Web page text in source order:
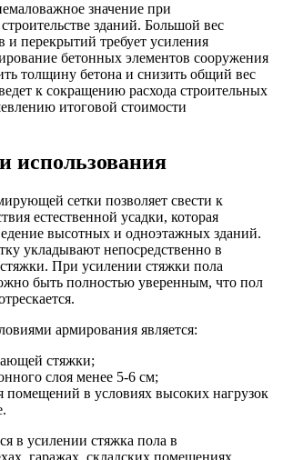
значение при
зданий. Большой вес
и перекрытий требует усиления
бетонных элементов сооружения
толщину бетона и снизить общий вес
к сокращению расхода строительных
итоговой стоимости
использования
сетки позволяет свести к
естественной усадки, которая
высотных и одноэтажных зданий.
укладывают непосредственно в
При усилении стяжки пола
быть полностью уверенным, что пол
армирования является:
стяжки;
слоя менее 5-6 см;
помещений в условиях высоких нагрузок
в усилении стяжка пола в
гаражах, складских помещениях,